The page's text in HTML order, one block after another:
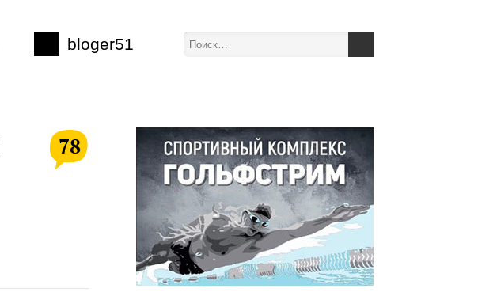
bloger51
78